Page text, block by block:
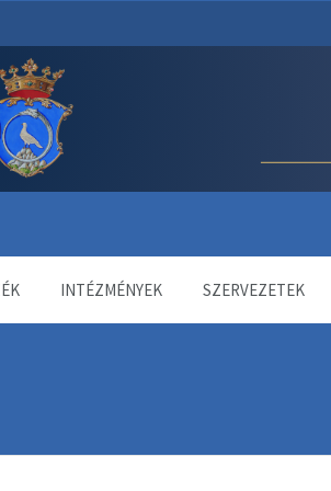
INTÉZMÉNYEK SZERVEZETEK